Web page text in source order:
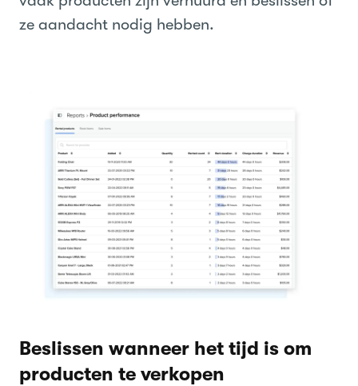
ze aandacht nodig hebben.
Beslissen wanneer het tijd is om
producten te verkopen